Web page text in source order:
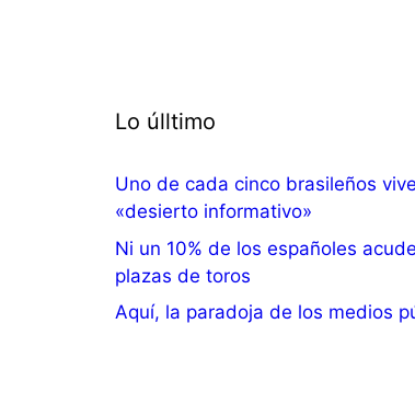
Lo úlltimo
Uno de cada cinco brasileños
«desierto informativo»
Ni un 10% de los españoles
plazas de toros
Aquí, la paradoja de los medios